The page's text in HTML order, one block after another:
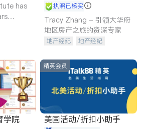
has
执照已核实
Tracy Zhang - 引领大华府
地区房产之旅的资深专家
地产经纪
地产经纪
商铺租售
学院
精英会员
美国活动/折扣小助手